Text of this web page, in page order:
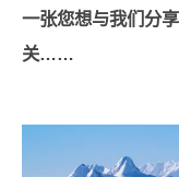
一张您想与我们分
关……